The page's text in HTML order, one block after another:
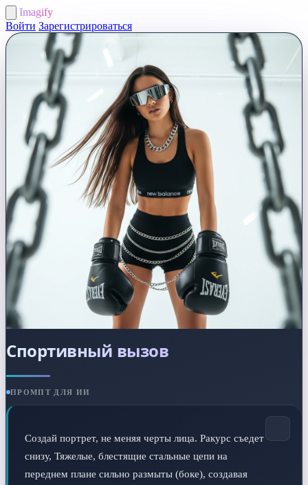
Imagify
Войти Зарегистрироваться
Спортивный вызов
ПРОМПТ ДЛЯ ИИ
Создай портрет, не меняя черты лица. Ракурс съедет
снизу, Тяжелые, блестящие стальные цепи на
переднем плане сильно размыты (боке), создавая